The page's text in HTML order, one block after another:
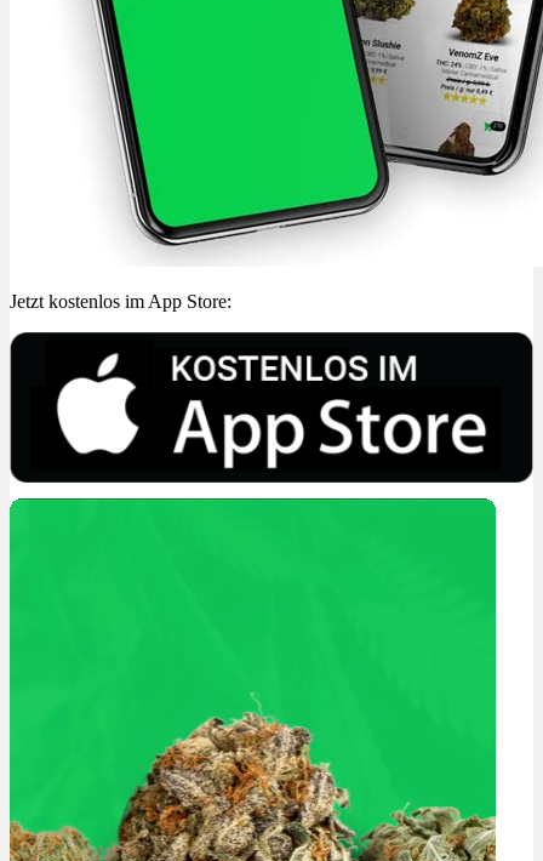
Jetzt kostenlos im App Store: